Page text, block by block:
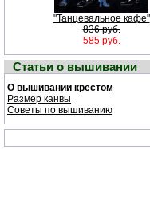
"Танцевальное кафе"
836 руб.
585 руб.
Статьи о вышивании
О вышивании крестом
Размер канвы
Советы по вышиванию